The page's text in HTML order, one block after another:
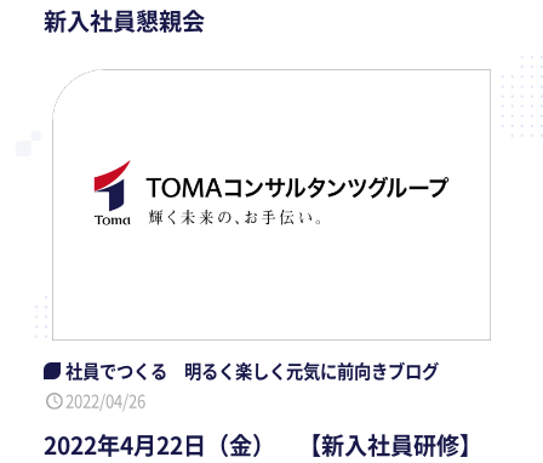
新入社員懇親会
社員でつくる 明るく楽しく元気に前向きブログ
2022/04/26
2022年4月22日（金） 【新入社員研修】